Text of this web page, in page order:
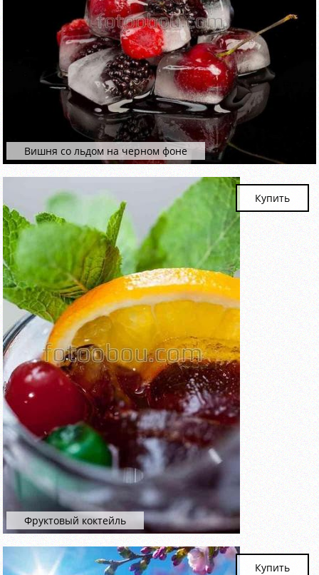
Вишня со льдом на черном фоне
Фруктовый коктейль
Купить
Купить